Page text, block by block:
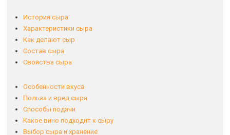
История сыра
Характеристики сыра
Как делают сыр
Состав сыра
Свойства сыра
Особенности вкуса
Польза и вред сыра
Способы подачи
Какое вино подходит к сыру
Выбор сыра и хранение